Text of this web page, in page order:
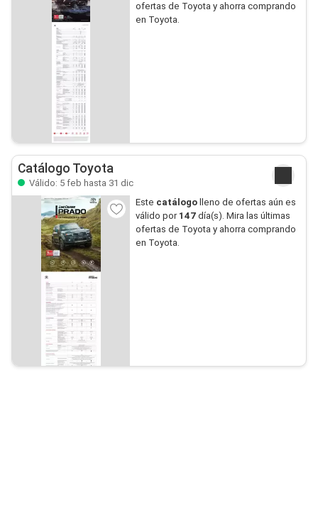
ofertas de Toyota y ahorra comprando
en Toyota.
Catálogo Toyota
Válido: 5 feb hasta 31 dic
Este catálogolleno de ofertas aún es
válido por 147día(s). Mira las últimas
ofertas de Toyota y ahorra comprando
en Toyota.